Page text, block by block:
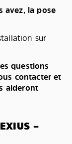
avez, la pose
sur
questions
contacter et
aideront
–